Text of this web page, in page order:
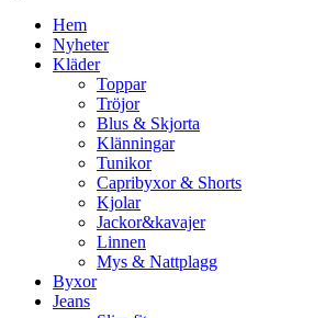
Hem
Nyheter
Kläder
Toppar
Tröjor
Blus & Skjorta
Klänningar
Tunikor
Capribyxor & Shorts
Kjolar
Jackor&kavajer
Linnen
Mys & Nattplagg
Byxor
Jeans